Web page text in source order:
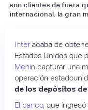
son clientes de fuera
internacional, la gran
Interacaba de
Estados Unidos que
Menin capturar una
operación
de los depósitos
El banco, que